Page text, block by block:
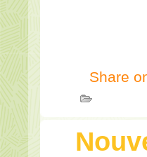
Share